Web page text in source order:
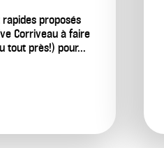
proposés
Corriveau à faire
tout près!) pour...